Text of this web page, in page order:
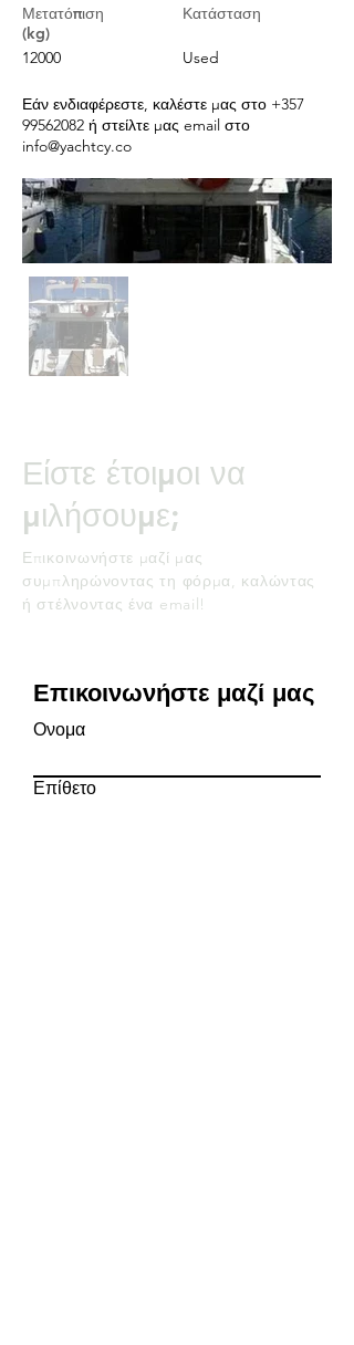
Μετατόπιση
(kg)
12000
Κατάσταση
Used
Εάν ενδιαφέρεστε, καλέστε μας στο +357
99562082 ή στείλτε μας email στο
info@yachtcy.co
Είστε έτοιμοι να
μιλήσουμε;
Επικοινωνήστε μαζί μας
συμπληρώνοντας τη φόρμα, καλώντας
ή στέλνοντας ένα email!
Επικοινωνήστε μαζί μας
Ονομα
Επίθετο